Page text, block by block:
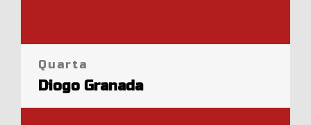
Quarta
Diogo Granada